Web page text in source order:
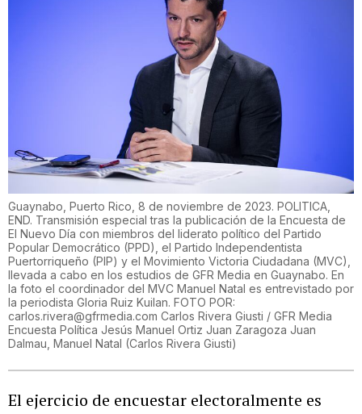
Guaynabo, Puerto Rico, 8 de noviembre de 2023. POLITICA,
END. Transmisión especial tras la publicación de la Encuesta de
El Nuevo Día con miembros del liderato político del Partido
Popular Democrático (PPD), el Partido Independentista
Puertorriqueño (PIP) y el Movimiento Victoria Ciudadana (MVC),
llevada a cabo en los estudios de GFR Media en Guaynabo. En
la foto el coordinador del MVC Manuel Natal es entrevistado por
la periodista Gloria Ruiz Kuilan. FOTO POR:
carlos.rivera@gfrmedia.com Carlos Rivera Giusti / GFR Media
Encuesta Política Jesús Manuel Ortiz Juan Zaragoza Juan
Dalmau, Manuel Natal (Carlos Rivera Giusti)
El ejercicio de encuestar electoralmente es